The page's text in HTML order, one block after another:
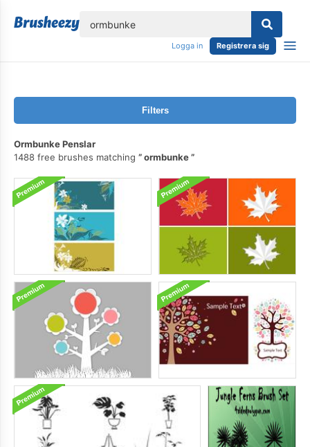
Logga in Registrera sig
Filters
Ormbunke Penslar
1488 free brushes matching
ormbunke